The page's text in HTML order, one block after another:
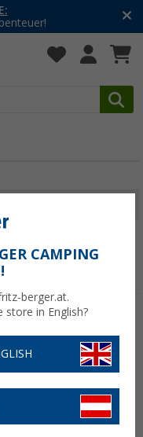
CAMPING
berger.at.
in English?